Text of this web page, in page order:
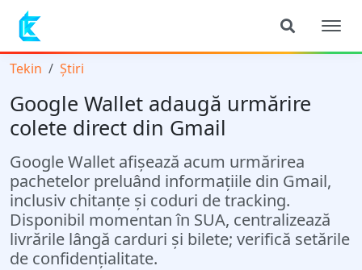
Tekin Știri
Google Wallet adaugă urmărire
colete direct din Gmail
Google Wallet afișează acum urmărirea
pachetelor preluând informațiile din Gmail,
inclusiv chitanțe și coduri de tracking.
Disponibil momentan în SUA, centralizează
livrările lângă carduri și bilete; verifică setările
de confidențialitate.